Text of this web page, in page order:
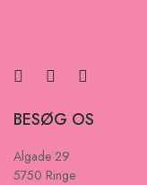
BESØG OS
Algade 29
5750 Ringe